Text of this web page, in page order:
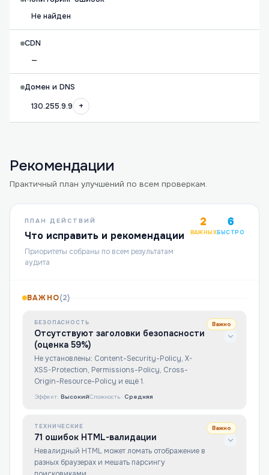
Не найден
CDN
—
Домен и DNS
130.255.9.9
+
Рекомендации
Практичный план улучшений по всем проверкам.
ПЛАН ДЕЙСТВИЙ
Что исправить и рекомендации
Приоритеты собраны по всем результатам
аудита
2
ВАЖНЫХ
6
БЫСТРО
ВАЖНО(2)
БЕЗОПАСНОСТЬ
Отсутствуют заголовки безопасности
(оценка 59%)
Не установлены: Content-Security-Policy, X-
XSS-Protection, Permissions-Policy, Cross-
Origin-Resource-Policy и ещё 1.
Важно
Эффект: ВысокийСложность: Средняя
ТЕХНИЧЕСКИЕ
71 ошибок HTML-валидации
Невалидный HTML может ломать отображение в
разных браузерах и мешать парсингу
Важно